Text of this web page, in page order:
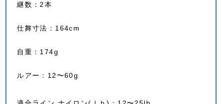
継数：2本
仕舞寸法：164cm
自重：174g
ルアー：12〜60g